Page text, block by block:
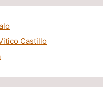
Castillo